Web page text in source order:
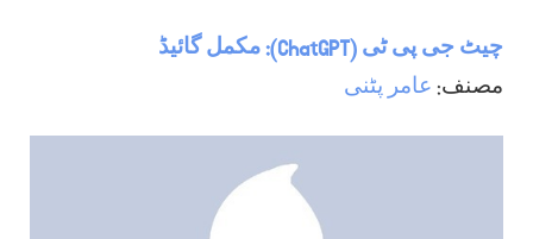
چیٹ جی پی ٹی (ChatGPT): مکمل گائیڈ
مصنف: عامر پٹنی